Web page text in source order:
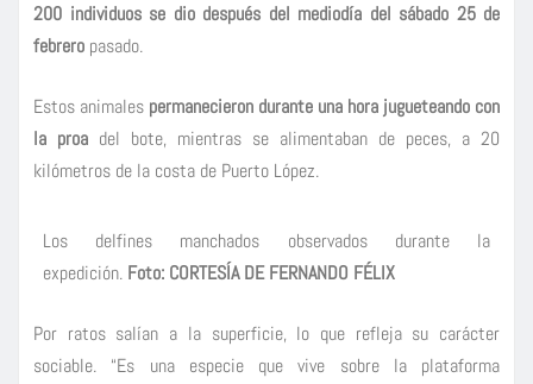
200 individuos se dio después del mediodía del sábado 25 de
febrero pasado.
Estos animales permanecieron durante una hora jugueteando con
la proa del bote, mientras se alimentaban de peces, a 20
kilómetros de la costa de Puerto López.
Los delfines manchados observados durante la
expedición. Foto: CORTESÍA DE FERNANDO FÉLIX
Por ratos salían a la superficie, lo que refleja su carácter
sociable. “Es una especie que vive sobre la plataforma